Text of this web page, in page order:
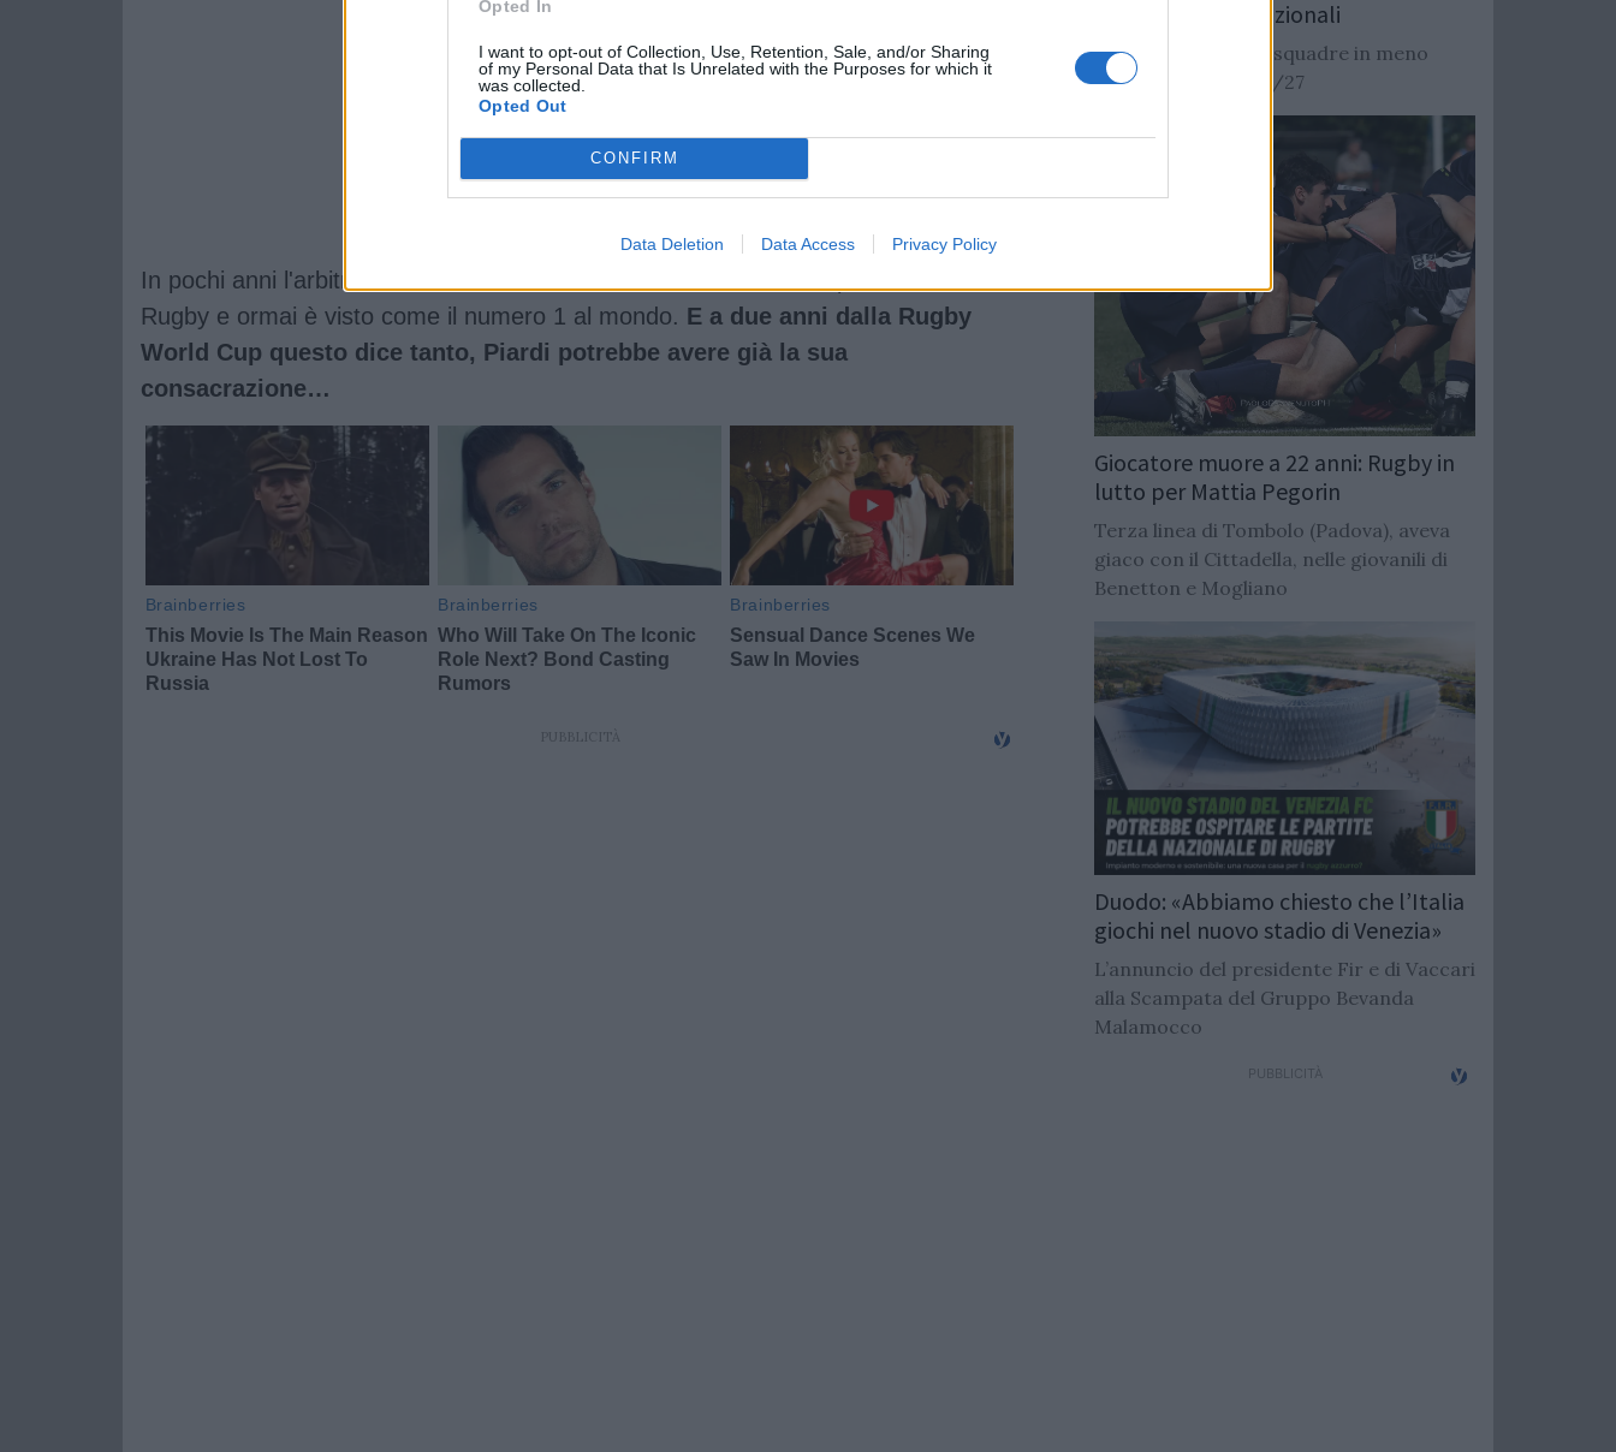
Opted In
I want to opt-out of Collection, Use, Retention, Sale, and/or Sharing
of my Personal Data that Is Unrelated with the Purposes for which it
was collected.
Opted Out
CONFIRM
Data Deletion Data Access Privacy Policy
In pochi anni l'arbitro italiano, classe 1993, ha scalato i vertici del panel World
Rugby e ormai è visto come il numero 1 al mondo. E a due anni dalla Rugby
World Cup questo dice tanto, Piardi potrebbe avere già la sua
consacrazione…
nei campionati nazionali
Si stimano oltre 20 squadre in meno
dalla stagione 2026/27
Giocatore muore a 22 anni: Rugby in
lutto per Mattia Pegorin
Terza linea di Tombolo (Padova), aveva
giaco con il Cittadella, nelle giovanili di
Benetton e Mogliano
Duodo: «Abbiamo chiesto che l’Italia
giochi nel nuovo stadio di Venezia»
L’annuncio del presidente Fir e di Vaccari
alla Scampata del Gruppo Bevanda
Malamocco